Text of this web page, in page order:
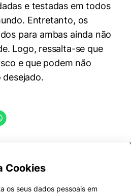
e testadas em todos
Entretanto, os
para ambas ainda não
Logo, ressalta-se que
e que podem não
Cookies
os seus dados pessoais em